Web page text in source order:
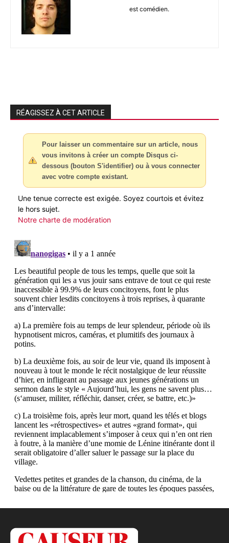
est comédien.
RÉAGISSEZ À CET ARTICLE
Pour laisser un commentaire sur un article, nous
vous invitons à créer un compte Disqus ci-
dessous (bouton S'identifier) ou à vous connecter
avec votre compte existant.
Une tenue correcte est exigée. Soyez courtois et évitez
le hors sujet.
Notre charte de modération